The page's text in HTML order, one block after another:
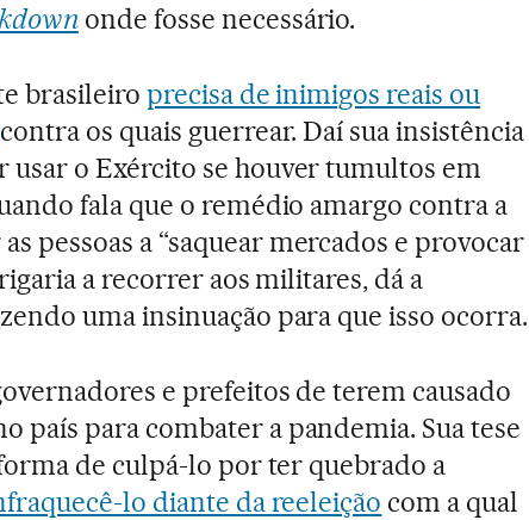
onde fosse necessário.
brasileiro precisa de inimigos reais ou
contra os quais guerrear. Daí sua insistência
usar o Exército se houver tumultos em
fala que o remédio amargo contra a
pessoas a “saquear mercados e provocar
a recorrer aos militares, dá a
uma insinuação para que isso ocorra.
e prefeitos de terem causado
país para combater a pandemia. Sua tese
de culpá-lo por ter quebrado a
lo diante da reeleição com a qual